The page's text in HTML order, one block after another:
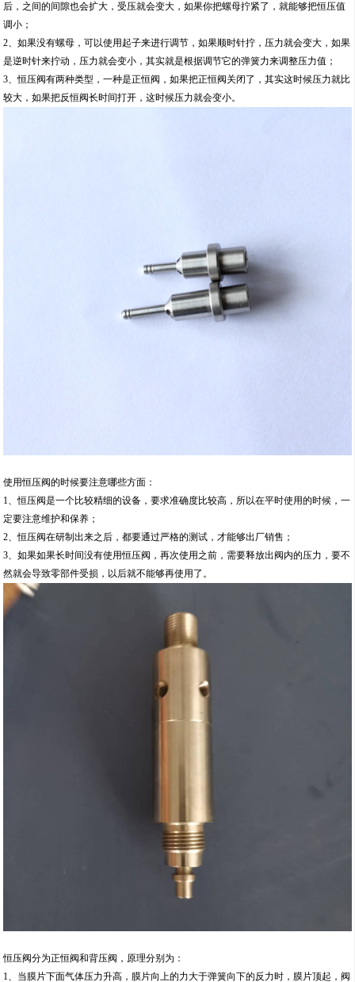
后，之间的间隙也会扩大，受压就会变大，如果你把螺母拧紧了，就能够把恒压值
调小；
2、如果没有螺母，可以使用起子来进行调节，如果顺时针拧，压力就会变大，如果
是逆时针来拧动，压力就会变小，其实就是根据调节它的弹簧力来调整压力值；
3、恒压阀有两种类型，一种是正恒阀，如果把正恒阀关闭了，其实这时候压力就比
较大，如果把反恒阀长时间打开，这时候压力就会变小。
使用恒压阀的时候要注意哪些方面：
1、恒压阀是一个比较精细的设备，要求准确度比较高，所以在平时使用的时候，一
定要注意维护和保养；
2、恒压阀在研制出来之后，都要通过严格的测试，才能够出厂销售；
3、如果如果长时间没有使用恒压阀，再次使用之前，需要释放出阀内的压力，要不
然就会导致零部件受损，以后就不能够再使用了。
恒压阀分为正恒阀和背压阀，原理分别为：
1、当膜片下面气体压力升高，膜片向上的力大于弹簧向下的反力时，膜片顶起，阀